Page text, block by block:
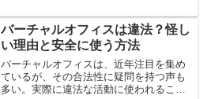
バーチャルオフィスは違法？怪し
い理由と安全に使う方法
バーチャルオフィスは、近年注目を集め
ているが、その合法性に疑問を持つ声も
多い。実際に違法な活動に使われること